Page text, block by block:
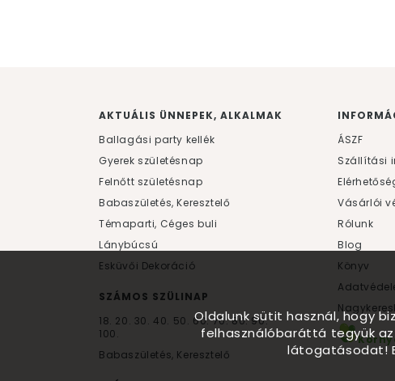
AKTUÁLIS ÜNNEPEK, ALKALMAK
Ballagási party kellék
Gyerek születésnap
Felnőtt születésnap
Babaszületés, Keresztelő
Témaparti, Céges buli
Lánybúcsú
Esküvői Dekoráció
SZÁMOS SZÜLINAP
18. 20. 30. 40. 50. 60.70.80.90.
100.
Babaszületés, Keresztelő
ÁSZF
Szállítási
Vásárlói
Rólunk
Blog
Könyv
Oldalunk sütit használ, hogy
felhasználóbaráttá tegyük
látogatásodat!